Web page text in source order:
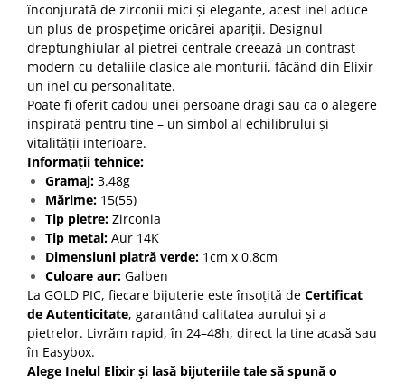
înconjurată de zirconii mici și elegante, acest inel aduce
un plus de prospețime oricărei apariții. Designul
dreptunghiular al pietrei centrale creează un contrast
modern cu detaliile clasice ale monturii, făcând din Elixir
un inel cu personalitate.
Poate fi oferit cadou unei persoane dragi sau ca o alegere
inspirată pentru tine – un simbol al echilibrului și
vitalității interioare.
Informații tehnice:
Gramaj: 3.48g
Mărime: 15(55)
Tip pietre: Zirconia
Tip metal: Aur 14K
Dimensiuni piatră verde: 1cm x 0.8cm
Culoare aur: Galben
La GOLD PIC, fiecare bijuterie este însoțită de Certificat
de Autenticitate, garantând calitatea aurului și a
pietrelor. Livrăm rapid, în 24–48h, direct la tine acasă sau
în Easybox.
Alege Inelul Elixir și lasă bijuteriile tale să spună o